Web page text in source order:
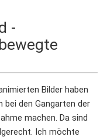
-
Bilder haben
bei den Gangarten der
machen. Da sind
Ich möchte